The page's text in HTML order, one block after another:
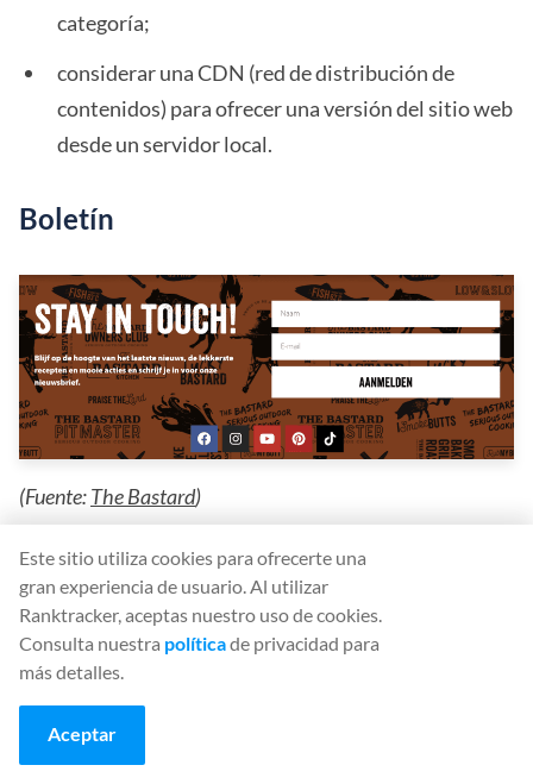
categoría;
considerar una CDN (red de distribución de
contenidos) para ofrecer una versión del sitio web
desde un servidor local.
Boletín
(Fuente:The Bastard)
Pedir a un cliente que se inscriba en la lista del boletín
de noticias puede ser rentable para la generación de
clientes potenciales y las campañas
correo electrónico
suscripción por correo electrónico como un
formulario en la página o incluirla en una ventana
Este sitio utiliza cookies para ofrecerte una
gran experiencia de usuario. Al utilizar
Ranktracker, aceptas nuestro uso de cookies.
Consulta nuestra políticade privacidad para
más detalles.
Aceptar